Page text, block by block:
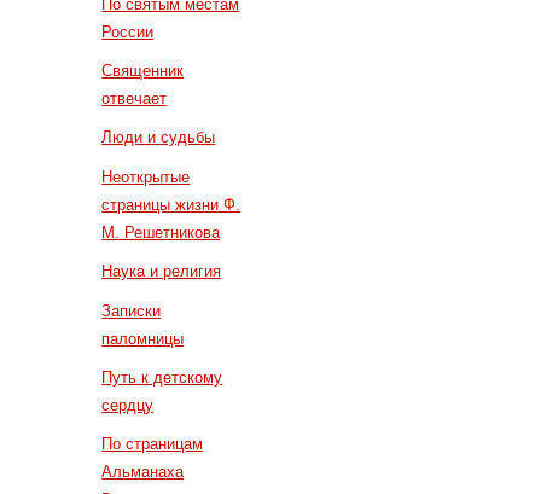
По святым местам
России
Священник
отвечает
Люди и судьбы
Неоткрытые
страницы жизни Ф.
М. Решетникова
Наука и религия
Записки
паломницы
Путь к детскому
сердцу
По страницам
Альманаха